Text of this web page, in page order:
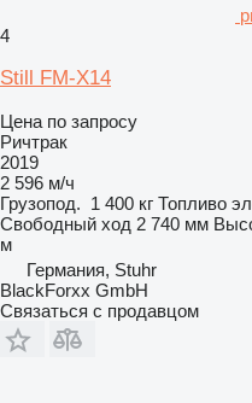
4
Still FM-X14
Цена по запросу
Ричтрак
2019
2 596 м/ч
Грузопод. 1 400 кг Топливо
Свободный ход 2 740 мм
м
Германия, Stuhr
BlackForxx GmbH
Связаться с продавцом